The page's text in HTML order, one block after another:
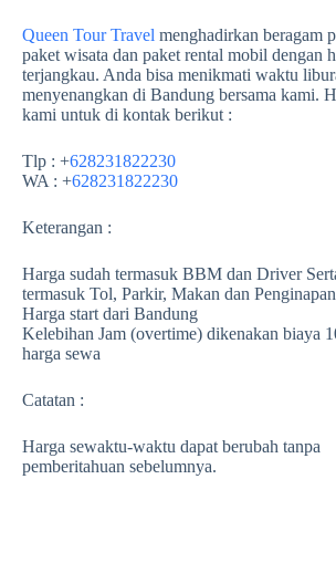
Queen Tour Travel menghadirkan beragam
paket wisata dan paket rental mobil dengan
terjangkau. Anda bisa menikmati waktu
menyenangkan di Bandung bersama kami.
kami untuk di kontak berikut :
Tlp : +628231822230
WA : +628231822230
Keterangan :
Harga sudah termasuk BBM dan Driver
termasuk Tol, Parkir, Makan dan
Harga start dari Bandung
Kelebihan Jam (overtime) dikenakan biaya
harga sewa
Catatan :
Harga sewaktu-waktu dapat berubah tanpa
pemberitahuan sebelumnya.